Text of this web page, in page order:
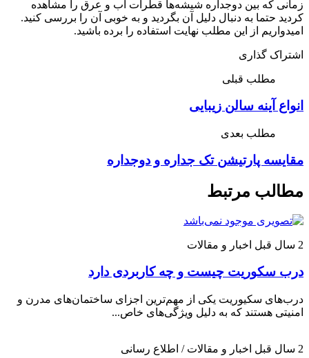
زمانی که بین دوجداره شیشه‌ها قطرات آب و عرق را مشاهده
کردید حتما به دنبال دلیل آن بگردید و به خوبی آن را بررسی کنید.
امیدواریم از این مطلب نهایت استفاده را برده باشید.
اشتراک گذاری
مطلب قبلی
انواع آینه سالن زیبایی
مطلب بعدی
مقایسه پارتیشن تک جداره و دوجداره
مطالب مرتبط
2 سال قبل اخبار و مقالات
درب سکوریت چیست و چه کاربردی دارد
درب‌های سکیوریت یکی از مهم‌ترین اجزای ساختمان‌های مدرن و
امنیتی هستند که به دلیل ویژگی‌های خاص...
2 سال قبل اخبار و مقالات / اطلاع رسانی